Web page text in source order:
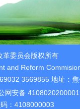
革委员会版权所有
and Reform
3569855 地址：
网安备
：4108000003